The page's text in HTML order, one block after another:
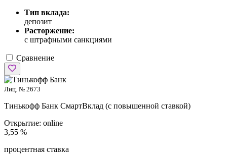
Тип вклада:
депозит
Расторжение:
с штрафными санкциями
Сравнение
Лиц. № 2673
Тинькофф Банк СмартВклад (с повышенной ставкой)
Открытие: online
3,55 %
процентная ставка